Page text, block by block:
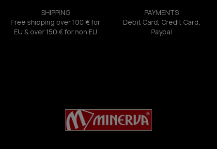
SHIPPING
Free shipping over 100 € for
EU & over 150 € for non EU
PAYMENTS
Debit Card, Credit Card,
Paypal